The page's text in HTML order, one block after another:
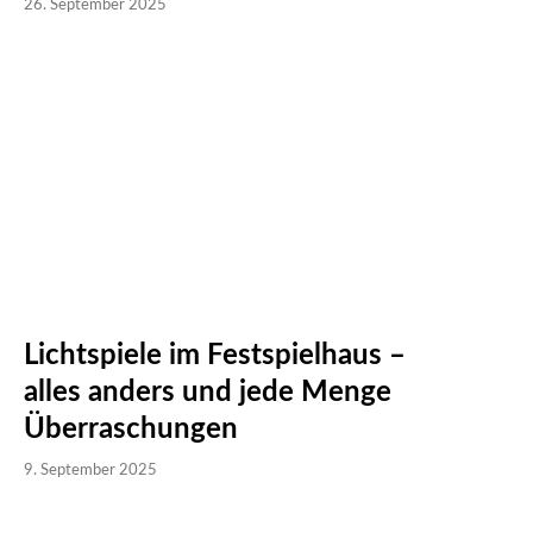
26. September 2025
Lichtspiele im Festspielhaus –
alles anders und jede Menge
Überraschungen
9. September 2025